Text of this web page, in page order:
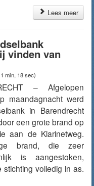
Lees meer
vinden van
min, 18 sec)
– Afgelopen
maandagnacht werd
in Barendrecht
een grote brand op
aan de Klarinetweg.
brand, die zeer
is aangestoken,
volledig in as.